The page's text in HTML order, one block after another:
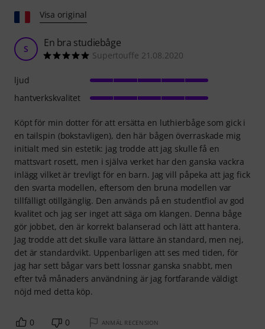
Visa original
S En bra studiebåge
Supertouffe 21.08.2020
Köpt för min dotter för att ersätta en luthierbåge som gick i
en tailspin (bokstavligen), den här bågen överraskade mig
initialt med sin estetik: jag trodde att jag skulle få en
mattsvart rosett, men i själva verket har den ganska vackra
inlägg vilket är trevligt för en barn. Jag vill påpeka att jag fick
den svarta modellen, eftersom den bruna modellen var
tillfälligt otillgänglig. Den används på en studentfiol av god
kvalitet och jag ser inget att säga om klangen. Denna båge
gör jobbet, den är korrekt balanserad och lätt att hantera.
Jag trodde att det skulle vara lättare än standard, men nej,
det är standardvikt. Uppenbarligen att ses med tiden, för
jag har sett bågar vars bett lossnar ganska snabbt, men
efter två månaders användning är jag fortfarande väldigt
nöjd med detta köp.
ljud
hantverkskvalitet
0 0 ANMÄL RECENSION